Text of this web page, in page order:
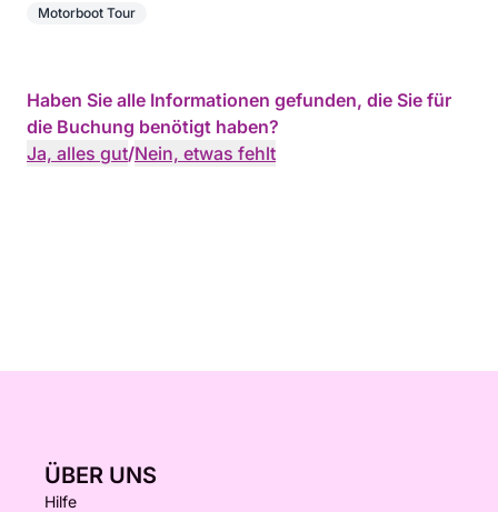
Motorboot Tour
Haben Sie alle Informationen gefunden, die Sie für
die Buchung benötigt haben?
Ja, alles gut/Nein, etwas fehlt
ÜBER UNS
Hilfe